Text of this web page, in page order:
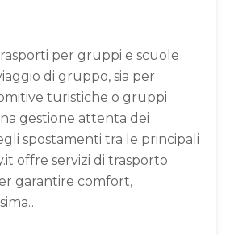
per gruppi e scuole
di gruppo, sia per
turistiche o gruppi
gestione attenta dei
spostamenti tra le principali
offre servizi di trasporto
garantire comfort,